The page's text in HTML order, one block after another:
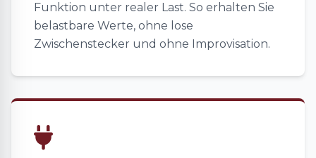
Funktion unter realer Last. So erhalten Sie
belastbare Werte, ohne lose
Zwischenstecker und ohne Improvisation.